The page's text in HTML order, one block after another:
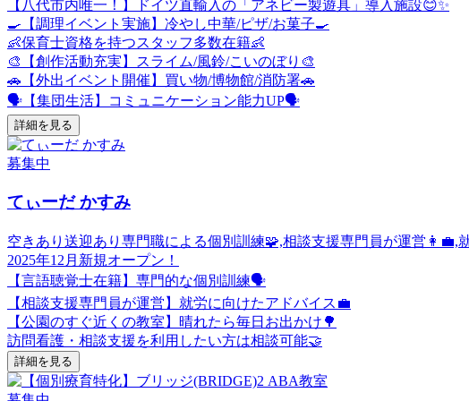
【八代市内唯一！】ドイツ直輸入の「アネビー製遊具」導入施設😊✨
🍳【調理イベント実施】冷やし中華/ピザ/お菓子🍳
👶保育士資格を持つスタッフ多数在籍👶
🎨【創作活動充実】スライム/風鈴/こいのぼり🎨
🚗【外出イベント開催】買い物/博物館/消防署🚗
🗣️【集団生活】コミュニケーション能力UP🗣️
詳細を見る
募集中
てぃーだ かすみ
空きあり 送迎あり 専門職による個別訓練🧩,相談支援専門員が運営👩‍💼,
2025年12月新規オープン！
【言語聴覚士在籍】専門的な個別訓練🗣️
【相談支援専門員が運営】就労に向けたアドバイス💼
【公園のすぐ近くの教室】晴れたら毎日お出かけ🌳
訪問看護・相談支援を利用したい方は相談可能🤝
詳細を見る